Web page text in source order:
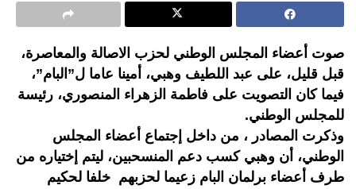
صوت أعضاء المجلس الوطني لحزب الاصالة والمعاصرة،
قبل قليل، على عبد اللطيف وهبي، أمينا عاما ل”البام”،
فيما كان التصويت على فاطمة الزهراء المنصوري، رئيسة
للمجلس الوطني.
وذكرت المصادر ، من داخل إجتماع أعضاء المجلس
الوطني، أن وهبي كسب دعم المنسحبين، ليتم إختياره من
طرف أعضاء برلمان البام زعيما لحزبهم خلفا لحكيم